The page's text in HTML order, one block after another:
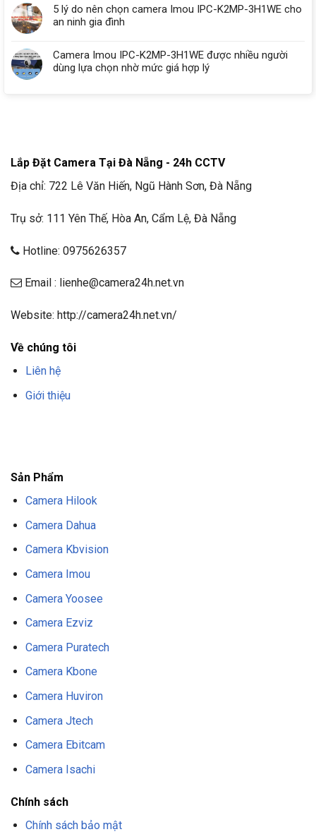
5 lý do nên chọn camera Imou IPC-K2MP-3H1WE cho
an ninh gia đình
Camera Imou IPC-K2MP-3H1WE được nhiều người
dùng lựa chọn nhờ mức giá hợp lý
Lắp Đặt Camera Tại Đà Nẵng - 24h CCTV
Địa chỉ: 722 Lê Văn Hiến, Ngũ Hành Sơn, Đà Nẵng
Trụ sở: 111 Yên Thế, Hòa An, Cẩm Lệ, Đà Nẵng
Hotline: 0975626357
Email : lienhe@camera24h.net.vn
Website: http://camera24h.net.vn/
Về chúng tôi
Liên hệ
Giới thiệu
Sản Phẩm
Camera Hilook
Camera Dahua
Camera Kbvision
Camera Imou
Camera Yoosee
Camera Ezviz
Camera Puratech
Camera Kbone
Camera Huviron
Camera Jtech
Camera Ebitcam
Camera Isachi
Chính sách
Chính sách bảo mật